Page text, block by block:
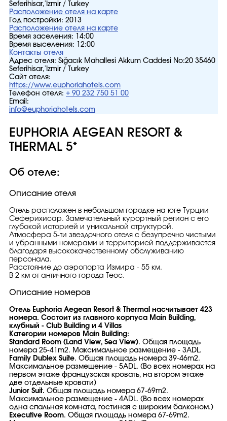
Seferihisar, İzmir / Turkey
Расположение отеля на карте
Год постройки: 2013
Расположение отеля на карте
Время заселения:
14:00
Время выселения:
12:00
Контакты отеля
Адрес отеля: Sığacık Mahallesi Akkum Caddesi No:20 35460
Seferihisar, İzmir / Turkey
Сайт отеля:
https://www.euphoriahotels.com
Телефон отеля: + 90 232 750 51 00
Email:
info@euphoriahotels.com
EUPHORIA AEGEAN RESORT &
THERMAL 5*
Об отеле:
Описание отеля
Отель расположен в небольшом городке на юге Турции
Сеферихисар. Замечательный курортный регион с его
глубокой историей и уникальной структурой.
Атмосфера 5-ти звездочного отеля с безупречно чистыми
и убранными номерами и территорией поддерживается
благодаря высококачественному обслуживанию
персонала.
Расстояние до аэропорта Измира - 55 км.
В 2 км от античного города Теос.
Описание номеров
Отель Euphoria Aegean Resort & Thermal насчитывает 423
номера. Состоит из главного корпуса Main Building,
клубный - Club Building и 4 Villas
Категории номеров Main Building:
Standard Room (Land View, Sea View). Общая площадь
номера 25-41m2. Максимальное размещение - 3ADL.
Family Dublex Suite. Общая площадь номера 39-46m2.
Максимальное размещение - 5ADL. (Во всех номерах на
первом этаже французская кровать, на втором этаже
две отдельные кровати)
Junior Suit. Общая площадь номера 67-69m2.
Максимальное размещение - 4ADL. (Во всех номерах
одна спальная комната, гостиная с широким балконом.)
Executive Room. Общая площадь номера 67-69m2.